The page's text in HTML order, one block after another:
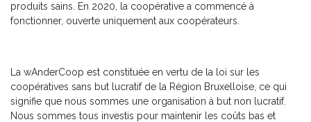
produits sains. En 2020, la coopérative a commencé à
fonctionner, ouverte uniquement aux coopérateurs.
La wAnderCoop est constituée en vertu de la loi sur les
coopératives sans but lucratif de la Région Bruxelloise, ce qui
signifie que nous sommes une organisation à but non lucratif.
Nous sommes tous investis pour maintenir les coûts bas et